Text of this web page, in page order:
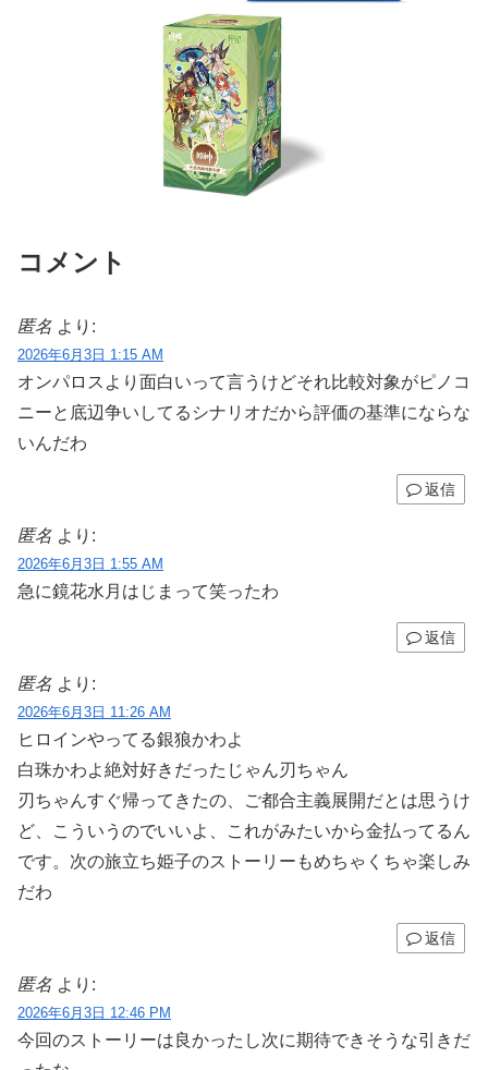
コメント
匿名 より:
2026年6月3日 1:15 AM
オンパロスより面白いって言うけどそれ比較対象がピノコ
ニーと底辺争いしてるシナリオだから評価の基準にならな
いんだわ
返信
匿名 より:
2026年6月3日 1:55 AM
急に鏡花水月はじまって笑ったわ
返信
匿名 より:
2026年6月3日 11:26 AM
ヒロインやってる銀狼かわよ
白珠かわよ絶対好きだったじゃん刃ちゃん
刃ちゃんすぐ帰ってきたの、ご都合主義展開だとは思うけ
ど、こういうのでいいよ、これがみたいから金払ってるん
です。次の旅立ち姫子のストーリーもめちゃくちゃ楽しみ
だわ
返信
匿名 より:
2026年6月3日 12:46 PM
今回のストーリーは良かったし次に期待できそうな引きだ